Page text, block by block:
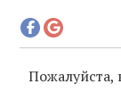
Пожалуйста,